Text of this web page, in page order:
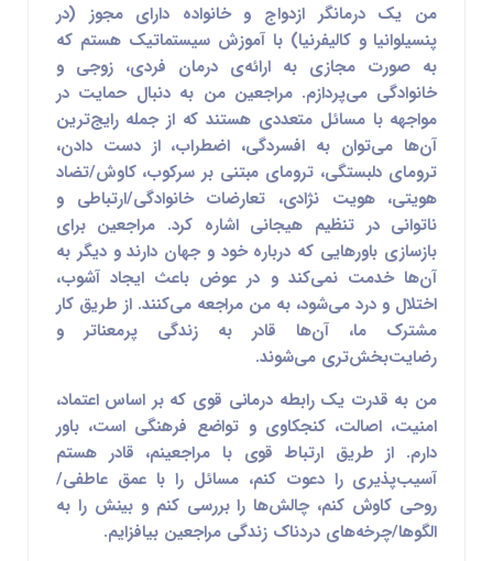
من یک درمانگر ازدواج و خانواده دارای مجوز (در
پنسیلوانیا و کالیفرنیا) با آموزش سیستماتیک هستم که
به صورت مجازی به ارائه‌ی درمان فردی، زوجی و
خانوادگی می‌پردازم. مراجعین من به دنبال حمایت در
مواجهه با مسائل متعددی هستند که از جمله رایج‌ترین
آن‌ها می‌توان به افسردگی، اضطراب، از دست دادن،
ترومای دلبستگی، ترومای مبتنی بر سرکوب، کاوش/تضاد
هویتی، هویت نژادی، تعارضات خانوادگی/ارتباطی و
ناتوانی در تنظیم هیجانی اشاره کرد. مراجعین برای
بازسازی باورهایی که درباره خود و جهان دارند و دیگر به
آن‌ها خدمت نمی‌کند و در عوض باعث ایجاد آشوب،
اختلال و درد می‌شود، به من مراجعه می‌کنند. از طریق کار
مشترک ما، آن‌ها قادر به زندگی پرمعناتر و
رضایت‌بخش‌تری می‌شوند.
من به قدرت یک رابطه درمانی قوی که بر اساس اعتماد،
امنیت، اصالت، کنجکاوی و تواضع فرهنگی است، باور
دارم. از طریق ارتباط قوی با مراجعینم، قادر هستم
آسیب‌پذیری را دعوت کنم، مسائل را با عمق عاطفی/
روحی کاوش کنم، چالش‌ها را بررسی کنم و بینش را به
الگوها/چرخه‌های دردناک زندگی مراجعین بیافزایم.